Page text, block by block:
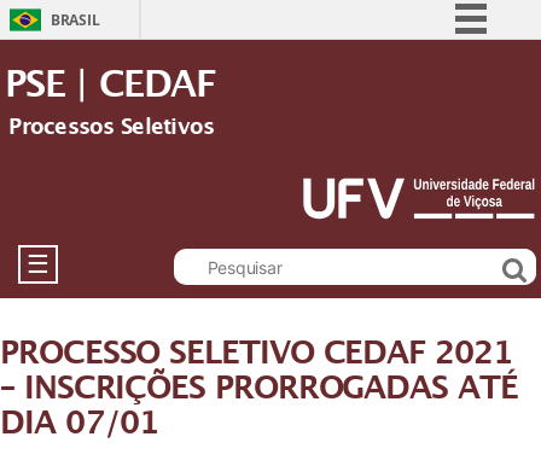
BRASIL
Acesso à informação
Legislação
Canais
PSE | CEDAF
Processos Seletivos
☰
PROCESSO SELETIVO CEDAF 2021
– INSCRIÇÕES PRORROGADAS ATÉ
DIA 07/01